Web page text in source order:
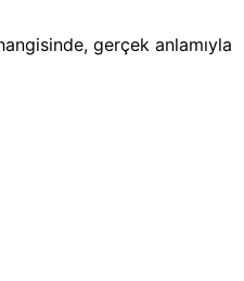
gerçek anlamıyla